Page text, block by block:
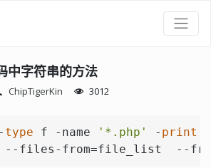
中字符串的方法
ChipTigerKin 3012
type f -name '*.php' - print
--files-from=file_list  --